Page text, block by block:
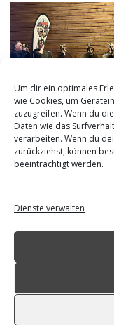
Um dir ein optimales
wie Cookies, um
zuzugreifen. Wenn du
Daten wie das
verarbeiten. Wenn du
zurückziehst, können
beeinträchtigt werden.
Dienste verwalten
Zur Facebook-Seite
© Ortsbeirat